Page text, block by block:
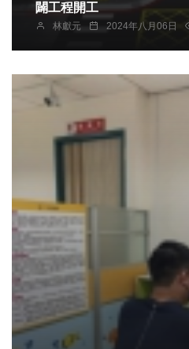
闢工程開工
林獻元 2024年八月06日